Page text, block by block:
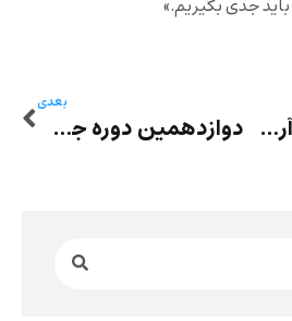
جدی بگیریم.»
حسین ایمانیان: آری‌گویی به باقی‌مانده‌ها
بعدی
دوازدهمین دوره جشنواره جایزه شعر ژاله اصفهانی در لندن